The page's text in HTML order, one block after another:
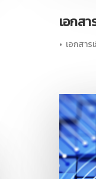
เอกสา
• เอกสา